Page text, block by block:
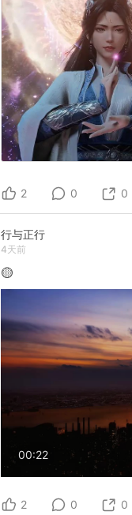
2 0 0
行与正行
4天前
🟡
00:22
2 0 0